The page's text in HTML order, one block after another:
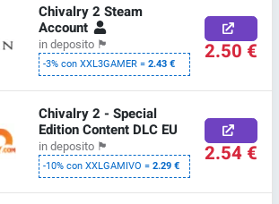
Chivalry 2 Steam
Account
in deposito 🏴
-3% con XXL3GAMER =2.43 € 2.50 €
Chivalry 2 - Special
Edition Content DLC EU
in deposito 🏴
-10% con XXLGAMIVO =2.29 € 2.54 €